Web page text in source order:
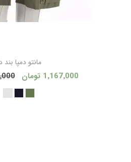
مانتو دمپا بند
1٬167٬000 تومان